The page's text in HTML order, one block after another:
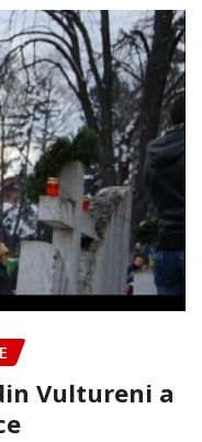
Vultureni a